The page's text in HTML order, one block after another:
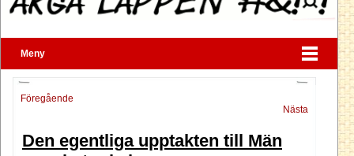
Meny
Föregående
Nästa
Den egentliga upptakten till Män